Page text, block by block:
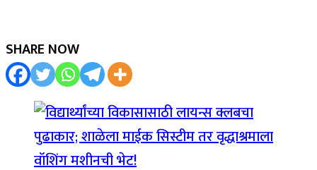
SHARE NOW